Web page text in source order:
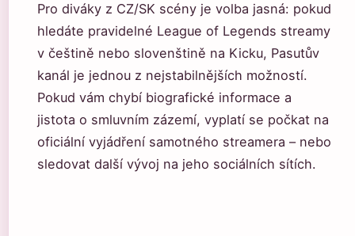
Pro diváky z CZ/SK scény je volba jasná: pokud
hledáte pravidelné League of Legends streamy
v češtině nebo slovenštině na Kicku, Pasutův
kanál je jednou z nejstabilnějších možností.
Pokud vám chybí biografické informace a
jistota o smluvním zázemí, vyplatí se počkat na
oficiální vyjádření samotného streamera – nebo
sledovat další vývoj na jeho sociálních sítích.